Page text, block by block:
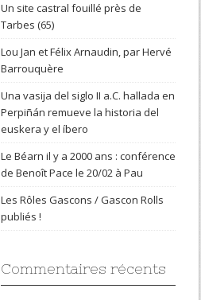
Un site castral fouillé près de
Tarbes (65)
Lou Jan et Félix Arnaudin, par Hervé
Barrouquère
Una vasija del siglo II a.C. hallada en
Perpiñán remueve la historia del
euskera y el íbero
Le Béarn il y a 2000 ans : conférence
de Benoît Pace le 20/02 à Pau
Les Rôles Gascons / Gascon Rolls
publiés !
Commentaires récents